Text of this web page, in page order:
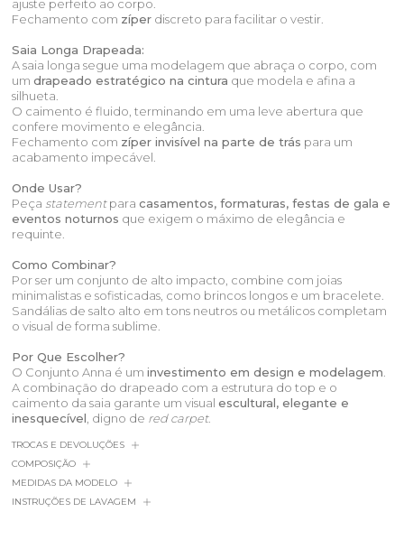
ajuste perfeito ao corpo.
Fechamento com zíper discreto para facilitar o vestir.
Saia Longa Drapeada:
A saia longa segue uma modelagem que abraça o corpo, com
umdrapeado estratégico na cintura que modela e afina a
silhueta.
O caimento é fluido, terminando em uma leve abertura que
confere movimento e elegância.
Fechamento com zíper invisível na parte de trás para um
acabamento impecável.
Onde Usar?
Peça statementparacasamentos, formaturas, festas de gala e
eventos noturnos que exigem o máximo de elegância e
requinte.
Como Combinar?
Por ser um conjunto de alto impacto, combine com joias
minimalistas e sofisticadas, como brincos longos e um bracelete.
Sandálias de salto alto em tons neutros ou metálicos completam
o visual de forma sublime.
Por Que Escolher?
O Conjunto Anna é uminvestimento em design e modelagem.
A combinação do drapeado com a estrutura do top e o
caimento da saia garante um visualescultural, elegante e
inesquecível, digno de red carpet.
TROCAS E DEVOLUÇÕES
MEDIDAS DA MODELO
COMPOSIÇÃO
INSTRUÇÕES DE LAVAGEM